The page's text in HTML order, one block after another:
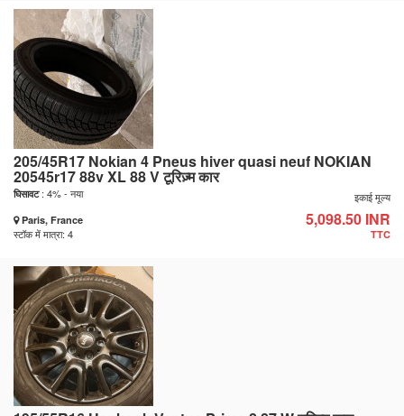
205/45R17 Nokian 4 Pneus hiver quasi neuf NOKIAN
20545r17 88v XL 88 V टूरिज़्म कार
घिसावट: 4% - नया
Paris, France
स्टॉक में मात्रा: 4
इकाई मूल्य
5,098.50 INR
TTC